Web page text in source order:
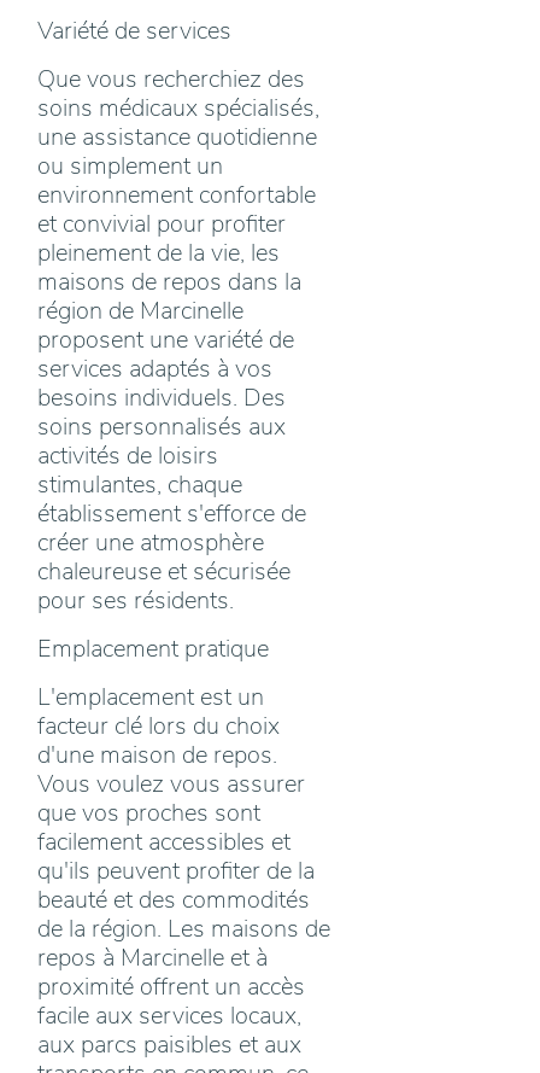
Variété de services
Que vous recherchiez des
soins médicaux spécialisés,
une assistance quotidienne
ou simplement un
environnement confortable
et convivial pour profiter
pleinement de la vie, les
maisons de repos dans la
région de Marcinelle
proposent une variété de
services adaptés à vos
besoins individuels. Des
soins personnalisés aux
activités de loisirs
stimulantes, chaque
établissement s'efforce de
créer une atmosphère
chaleureuse et sécurisée
pour ses résidents.
Emplacement pratique
L'emplacement est un
facteur clé lors du choix
d'une maison de repos.
Vous voulez vous assurer
que vos proches sont
facilement accessibles et
qu'ils peuvent profiter de la
beauté et des commodités
de la région. Les maisons de
repos à Marcinelle et à
proximité offrent un accès
facile aux services locaux,
aux parcs paisibles et aux